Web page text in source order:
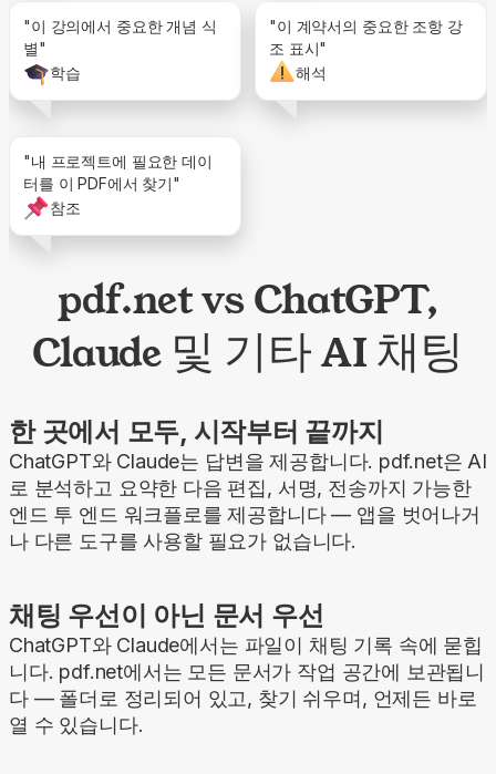
"이 강의에서 중요한 개념 식
별"
학습
"이 계약서의 중요한 조항 강
조 표시"
해석
"내 프로젝트에 필요한 데이
터를 이 PDF에서 찾기"
참조
pdf.net vs ChatGPT,
Claude 및 기타 AI 채팅
한 곳에서 모두, 시작부터 끝까지
ChatGPT와 Claude는 답변을 제공합니다. pdf.net은 AI
로 분석하고 요약한 다음 편집, 서명, 전송까지 가능한
엔드 투 엔드 워크플로를 제공합니다 — 앱을 벗어나거
나 다른 도구를 사용할 필요가 없습니다.
채팅 우선이 아닌 문서 우선
ChatGPT와 Claude에서는 파일이 채팅 기록 속에 묻힙
니다. pdf.net에서는 모든 문서가 작업 공간에 보관됩니
다 — 폴더로 정리되어 있고, 찾기 쉬우며, 언제든 바로
열 수 있습니다.